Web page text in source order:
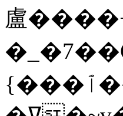
盧
�_�7�
{���ٱ��_y����W��ϋ��O�r�^`�����/